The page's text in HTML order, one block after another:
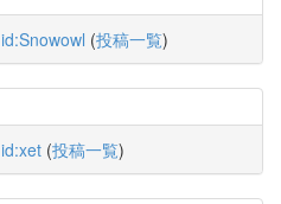
id:Snowowl (投稿一覧)
id:xet (投稿一覧)